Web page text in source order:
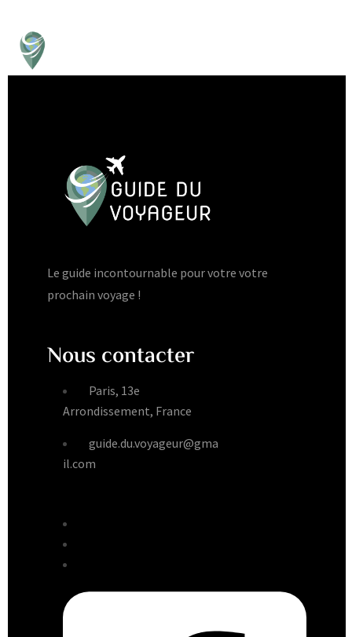
Le guide incontournable pour votre votre
prochain voyage !
Nous contacter
Paris, 13e
Arrondissement, France
guide.du.voyageur@gma
il.com